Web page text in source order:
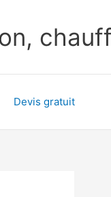
Devis gratuit